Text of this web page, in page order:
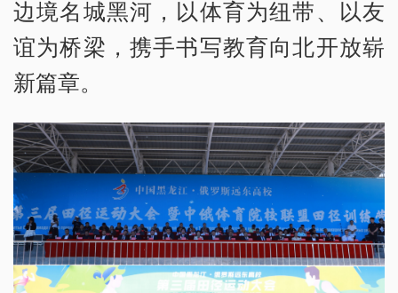
边境名城黑河，以体育为纽带、以友
谊为桥梁，携手书写教育向北开放崭
新篇章。